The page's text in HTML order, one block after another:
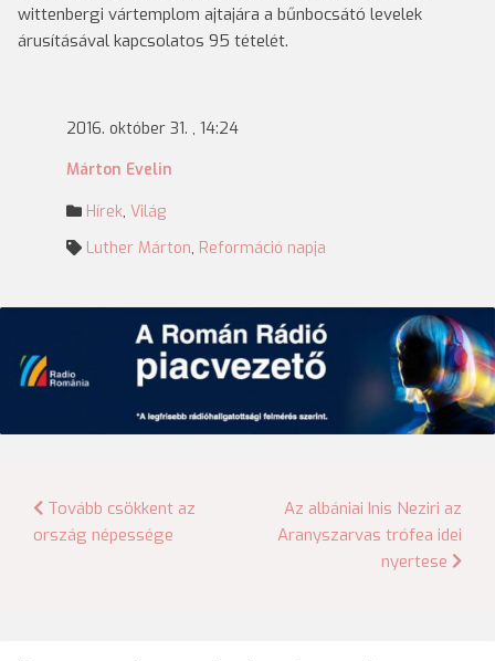
wittenbergi vártemplom ajtajára a bűnbocsátó levelek
árusításával kapcsolatos 95 tételét.
2016. október 31. , 14:24
Márton Evelin
Hírek, Világ
Luther Márton, Reformáció napja
Bejegyzés
navigáció
Tovább csökkent az
ország népessége
Az albániai Inis Neziri az
Aranyszarvas trófea idei
nyertese